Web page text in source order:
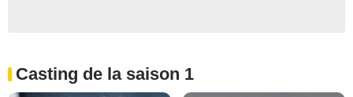
Casting de la saison 1